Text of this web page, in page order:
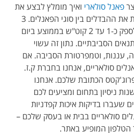
פאנל סולארי ואיך מומלץ לבצע את
ההתקנה, יש להבין ראשית את ההבדלים בין סוגי הפאנלים. 3
פאנלים סולאריים יכולים לספק כ-1 עד 2 קוט"ש בממוצע ביום
הסביבתיים. נתון זה עשוי
עננות, וטמפרטורת הסביבה. אם
סולאריים, אנחנו בחברת ק.ז.
הכתובת שלכם. אנחנו
איתנו מעל ל-10 שנות ניסיון בתחום ומציעים לכם
שעברו בדיקות איכות קפדניות
סולאריים בבית או בעסק שלכם –
המופיע באתר.